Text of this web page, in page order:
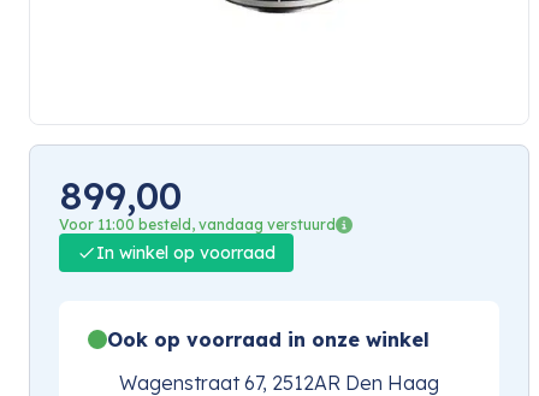
899,00
Voor 11:00 besteld, vandaag verstuurd
In winkel op voorraad
Ook op voorraad in onze winkel
Wagenstraat 67, 2512AR Den Haag